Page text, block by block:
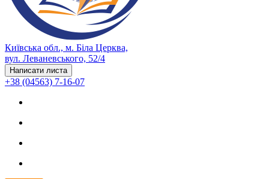
Київська обл., м. Біла Церква,
вул. Леваневського, 52/4
Написати листа
+38 (04563) 7-16-07